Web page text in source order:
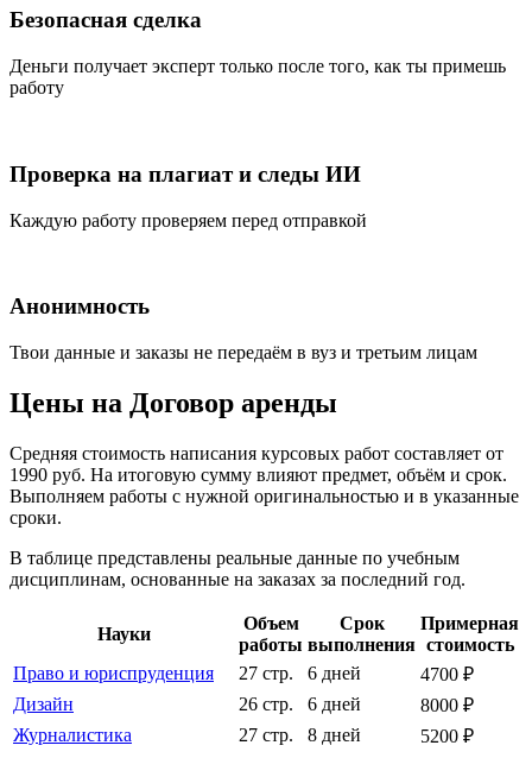
Безопасная сделка
Деньги получает эксперт только после того, как ты примешь
работу
Проверка на плагиат и следы ИИ
Каждую работу проверяем перед отправкой
Анонимность
Твои данные и заказы не передаём в вуз и третьим лицам
Цены на Договор аренды
Средняя стоимость написания курсовых работ составляет от
1990 руб. На итоговую сумму влияют предмет, объём и срок.
Выполняем работы с нужной оригинальностью и в указанные
сроки.
В таблице представлены реальные данные по учебным
дисциплинам, основанные на заказах за последний год.
Науки
Объем
работы
Срок
выполнения
Примерная
стоимость
Право и юриспруденция
27 стр. 6 дней
4700 ₽
Дизайн
26 стр. 6 дней
8000 ₽
Журналистика
27 стр. 8 дней
5200 ₽